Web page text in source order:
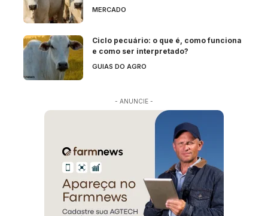
MERCADO
Ciclo pecuário: o que é, como funciona
e como ser interpretado?
GUIAS DO AGRO
- ANUNCIE -